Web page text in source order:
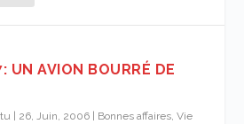
UN AVION BOURRÉ DE
26, Juin, 2006
Bonnes affaires, Vie